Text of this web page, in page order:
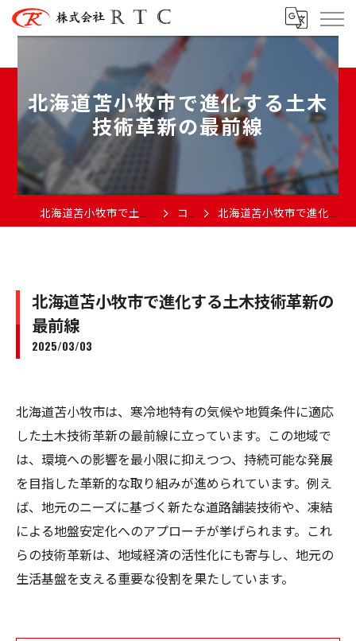
北海道苫小牧市で進化する土木
技術革新の最前線
北海道苫小牧市で土木の求人なら株式会社RTC コラム 北海道苫小牧市で進化する土木技術革新の最前線
北海道苫小牧市で進化する土木技術革新の
最前線
2025/03/03
北海道苫小牧市は、寒冷地特有の気候や地質条件に適応
した土木技術革新の最前線に立っています。この地域で
は、環境への影響を最小限に抑えつつ、持続可能な発展
を目指した革新的な取り組みが進められています。例え
ば、地元のニーズに基づく新たな道路舗装技術や、凍結
による地盤安定化へのアプローチが挙げられます。これ
らの技術革新は、地域経済の活性化にも寄与し、地元の
生活基盤を支える重要な役割を果たしています。